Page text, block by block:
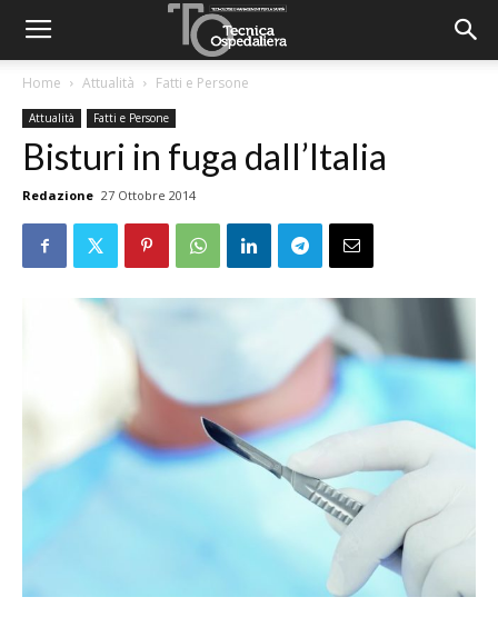
Home Attualità Fatti e Persone
Attualità Fatti e Persone
Bisturi in fuga dall’Italia
Redazione 27 Ottobre 2014